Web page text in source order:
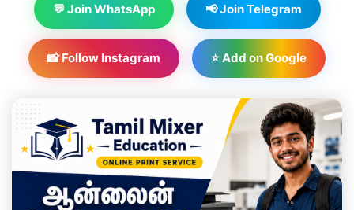
💬 Join WhatsApp 📢 Join Telegram
📸 Follow Instagram ⭐ Add on Google